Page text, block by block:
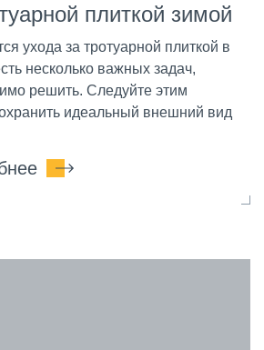
плиткой зимой
ухода за тротуарной плиткой в
несколько важных задач,
решить. Следуйте этим
идеальный внешний вид